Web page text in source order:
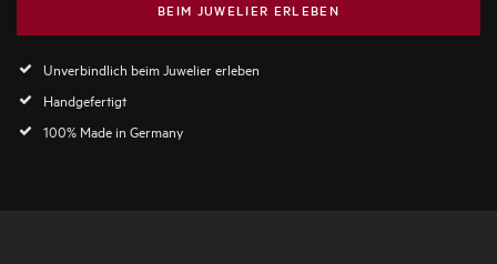
BEIM JUWELIER ERLEBEN
Unverbindlich beim Juwelier erleben
Handgefertigt
100% Made in Germany